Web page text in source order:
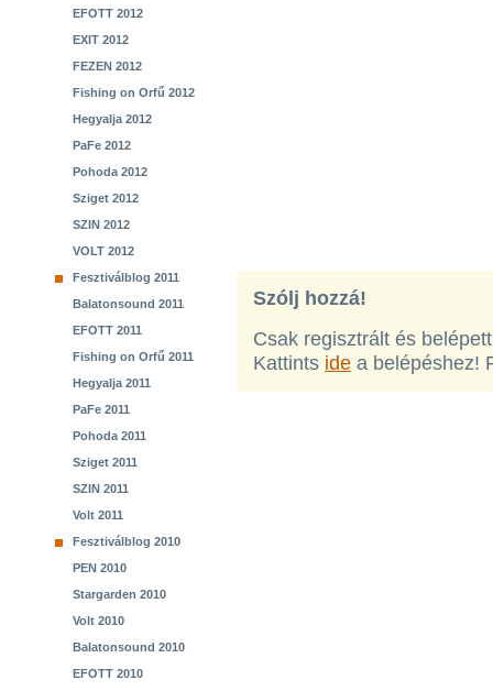
EFOTT 2012
EXIT 2012
FEZEN 2012
Fishing on Orfű 2012
Hegyalja 2012
PaFe 2012
Pohoda 2012
Sziget 2012
SZIN 2012
VOLT 2012
Fesztiválblog 2011
Balatonsound 2011
EFOTT 2011
Fishing on Orfű 2011
Hegyalja 2011
PaFe 2011
Pohoda 2011
Sziget 2011
SZIN 2011
Volt 2011
Fesztiválblog 2010
PEN 2010
Stargarden 2010
Volt 2010
Balatonsound 2010
EFOTT 2010
Szólj hozzá!
Csak regisztrált és
Kattints ide a belépéshez!